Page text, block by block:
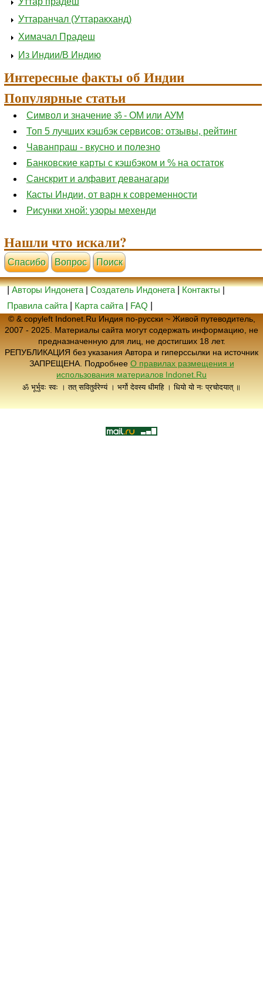
Уттаранчал (Уттаракханд)
Химачал Прадеш
Из Индии/В Индию
Интересные факты об Индии
Популярные статьи
Символ и значение ॐ - ОМ или АУМ
Топ 5 лучших кэшбэк сервисов: отзывы, рейтинг
Чаванпраш - вкусно и полезно
Банковские карты с кэшбэком и % на остаток
Санскрит и алфавит деванагари
Касты Индии, от варн к современности
Рисунки хной: узоры мехенди
Нашли что искали?
Cпасибо Вопрос Поиск
|Авторы Индонета|Создатель Индонета|Контакты|
Правила сайта
Карта сайта | FAQ
© & copyleft Indonet.Ru Индия по-русски ~ Живой путеводитель,
2007 - 2025. Материалы сайта могут содержать информацию, не
предназначенную для лиц, не достигших 18 лет.
РЕПУБЛИКАЦИЯ без указания Автора и гиперссылки на источник
ЗАПРЕЩЕНА. Подробнее О правилах размещения и
использования материалов Indonet.Ru
ॐ भूर्भुवः स्वः । तत् सवितुर्वरेण्यं । भर्गो देवस्य धीमहि । धियो यो नः प्रचोदयात् ॥